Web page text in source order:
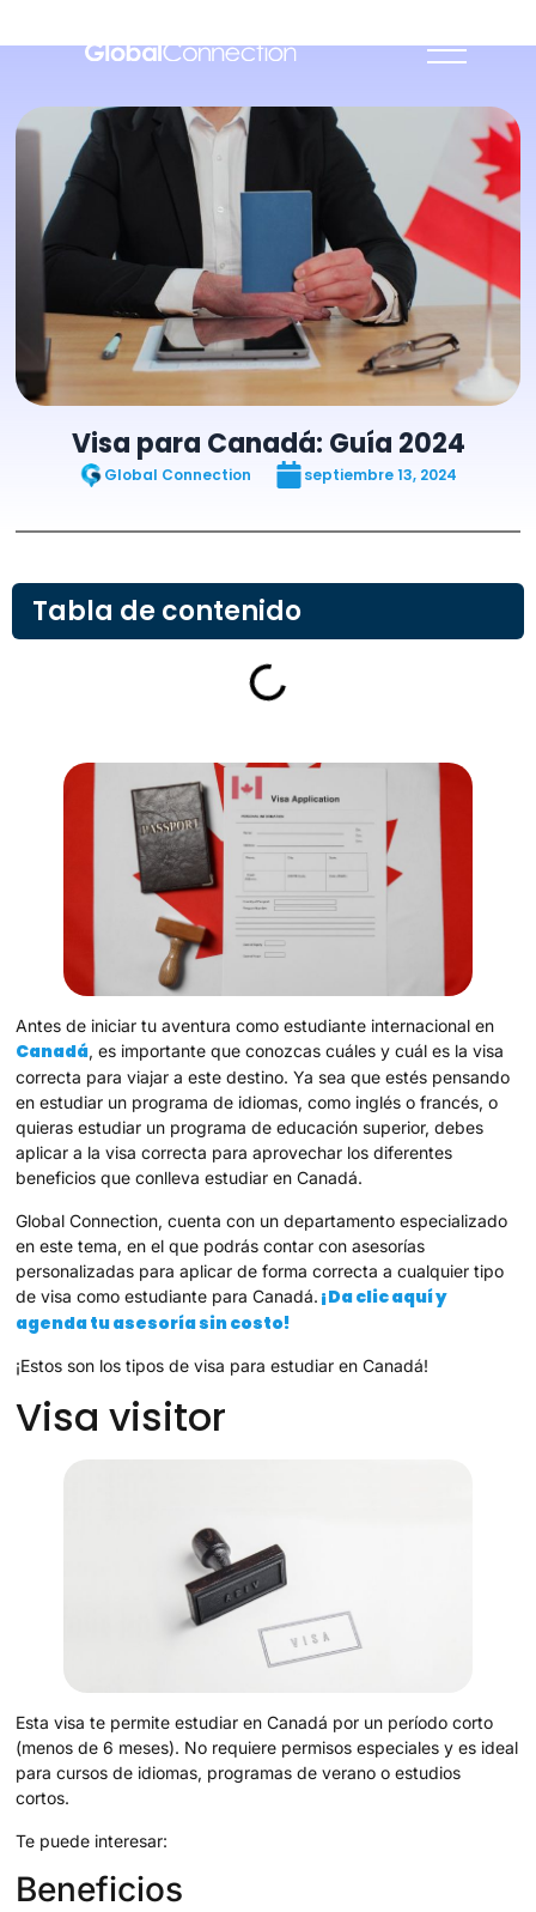
Visa para Canadá: Guía 2024
Global Connection septiembre 13, 2024
Tabla de contenido
Antes de iniciar tu aventura como estudiante internacional en
Canadá, es importante que conozcas cuáles y cuál es la visa
correcta para viajar a este destino. Ya sea que estés pensando
en estudiar un programa de idiomas, como inglés o francés, o
quieras estudiar un programa de educación superior, debes
aplicar a la visa correcta para aprovechar los diferentes
beneficios que conlleva estudiar en Canadá.
Global Connection, cuenta con un departamento especializado
en este tema, en el que podrás contar con asesorías
personalizadas para aplicar de forma correcta a cualquier tipo
de visa como estudiante para Canadá. ¡Da clic aquí y
agenda tu asesoría sin costo!
¡Estos son los tipos de visa para estudiar en Canadá!
Visa visitor
Esta visa te permite estudiar en Canadá por un período corto
(menos de 6 meses). No requiere permisos especiales y es ideal
para cursos de idiomas, programas de verano o estudios
cortos.
Te puede interesar:
Beneficios